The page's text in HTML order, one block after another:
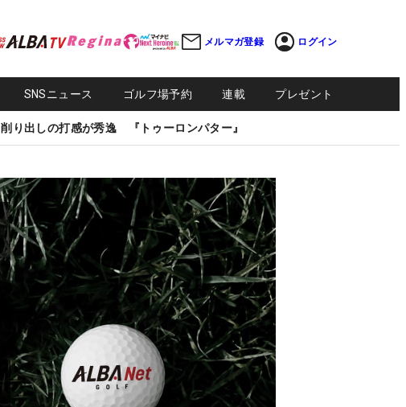
メルマガ登録 ログイン
SNSニュース ゴルフ場予約 連載 プレゼント
削り出しの打感が秀逸 『トゥーロンパター』